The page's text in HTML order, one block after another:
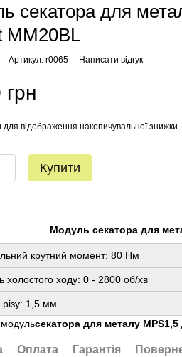
секатора для
ММ20BL
Артикул: r0065 Написати відгук
для відображення накопичувальної знижки
Купити
Модуль секатора для
крутний момент: 80 Нм
холостого ходу: 0 - 2800 об/хв
1,5 мм
секатора для металу MPS1,5
Оплата Гарантія